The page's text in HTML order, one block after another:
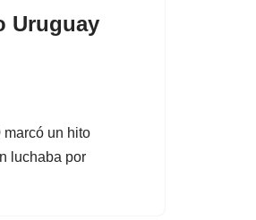
Uruguay
un hito
luchaba por